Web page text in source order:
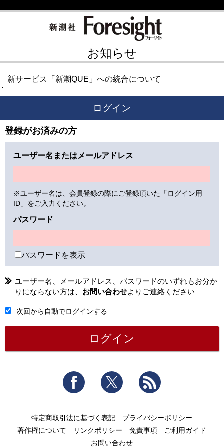
お知らせ
新サービス「新潮QUE」への統合について
ログイン
登録がお済みの方
ユーザー名またはメールアドレス
※ユーザー名は、会員登録の際にご登録頂いた「ログイン用
ID」をご入力ください。
パスワード
パスワードを表示
ユーザー名、メールアドレス、パスワードのいずれもお分か
りにならない方は、 お問い合わせよりご連絡ください
次回から自動でログインする
Facebook Twitter
特定商取引法に基づく表記
プライバシーポリシー
著作権について
リンクポリシー 免責事項
ご利用ガイド
お問い合わせ